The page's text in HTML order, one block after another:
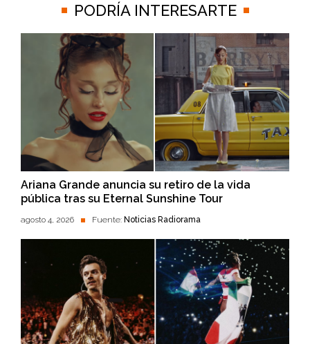
PODRÍA INTERESARTE
Ariana Grande anuncia su retiro de la vida
pública tras su Eternal Sunshine Tour
agosto 4, 2026 Fuente: Noticias Radiorama